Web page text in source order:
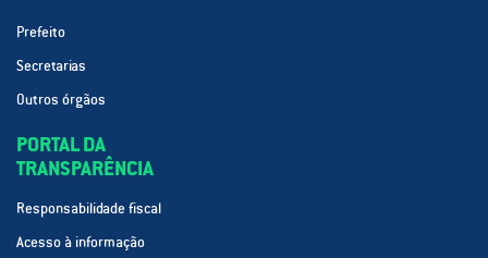
Prefeito
Secretarias
Outros órgãos
PORTAL DA
TRANSPARÊNCIA
Responsabilidade fiscal
Acesso à informação